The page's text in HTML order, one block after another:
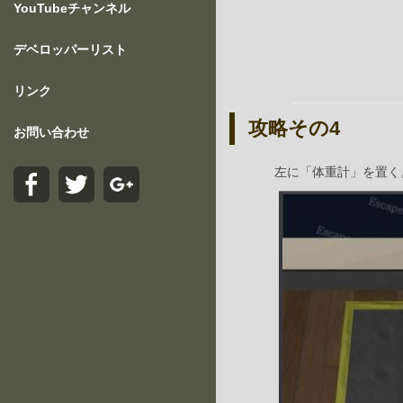
YouTubeチャンネル
デベロッパーリスト
リンク
お問い合わせ 攻略その4
左に「体重計」を置く